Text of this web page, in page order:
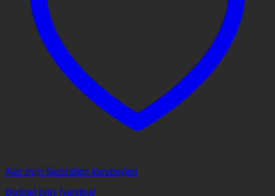
Aan mijn favorieten toevoegen
Budget prijs handbal